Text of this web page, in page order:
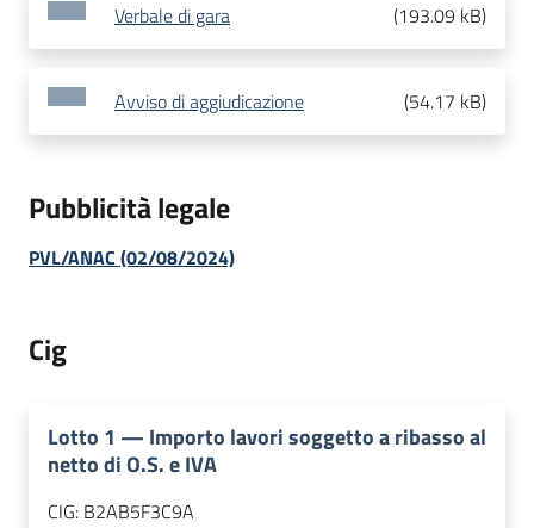
Verbale di gara (193.09 kB)
Avviso di aggiudicazione (54.17 kB)
Pubblicità legale
PVL/ANAC (02/08/2024)
Cig
Lotto 1 — Importo lavori soggetto a ribasso al
netto di O.S. e IVA
CIG: B2AB5F3C9A